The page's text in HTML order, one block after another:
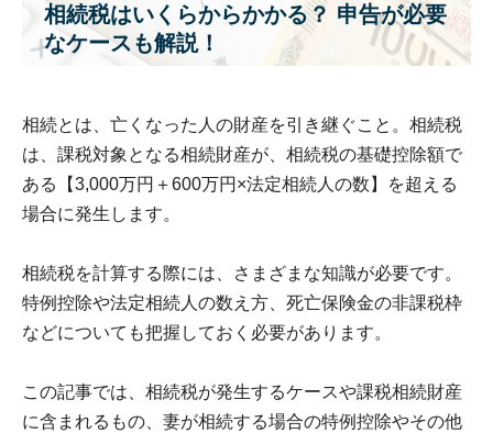
相続税はいくらからかかる？ 申告が必要
なケースも解説！
相続とは、亡くなった人の財産を引き継ぐこと。相続税
は、課税対象となる相続財産が、相続税の基礎控除額で
ある【3,000万円＋600万円×法定相続人の数】を超える
場合に発生します。
相続税を計算する際には、さまざまな知識が必要です。
特例控除や法定相続人の数え方、死亡保険金の非課税枠
などについても把握しておく必要があります。
この記事では、相続税が発生するケースや課税相続財産
に含まれるもの、妻が相続する場合の特例控除やその他